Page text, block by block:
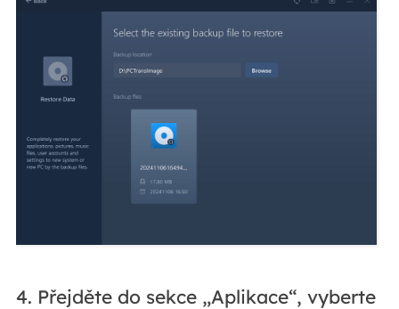
4. Přejděte do sekce „Aplikace“, vyberte